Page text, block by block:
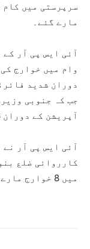
سرپرستی میں
مارے گئے۔
آئی ایس پی آر کے
وام میں خوارج
جب کہ جنوبی
آپریشن کے دوران 8 دہشتگرد مرے گئے۔
آئی ایس پی آر
کارروائی ضلع
میں 8 خوارج مارے گئے۔